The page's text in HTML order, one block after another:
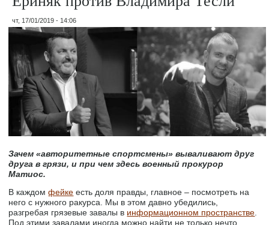
чт, 17/01/2019 - 14:06
Зачем «авторитетные спортсмены» вываливают друг
друга в грязи, и при чем здесь военный прокурор
Матиос.
В каждомфейке есть доля правды, главное – посмотреть на
него с нужного ракурса. Мы в этом давно убедились,
разгребая грязевые завалы в информационном пространстве
Под этими завалами иногда можно найти не только нечто